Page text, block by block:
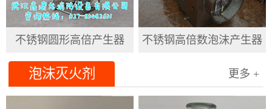
不锈钢圆形高倍产生器 不锈钢高倍数泡沫产生器
泡沫灭火剂 更多 +